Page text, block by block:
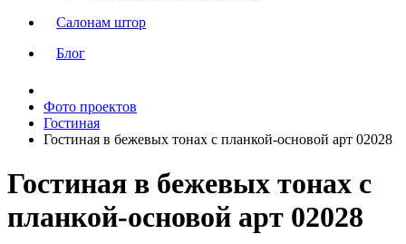
Салонам штор
Блог
Фото проектов
Гостиная
Гостиная в бежевых тонах с планкой-основой арт 02028
Гостиная в бежевых тонах с
планкой-основой арт 02028